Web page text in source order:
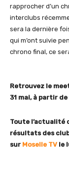
rapprocher d’un
interclubs
sera la dernière
qui m’ont suivie
chrono final, ce
Retrouvez le
31 mai, à partir de
Toute l’actualité
résultats des
sur Moselle TV le